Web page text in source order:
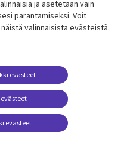
Lisätietoa
Legal
Tietosuoja
Käyttöehdot
Yhteystiedot
Evästeasetuksesi
​​ja asetetaan vain
parantamiseksi. Voit
valinnaisista evästeistä.
evästeet
evästeet